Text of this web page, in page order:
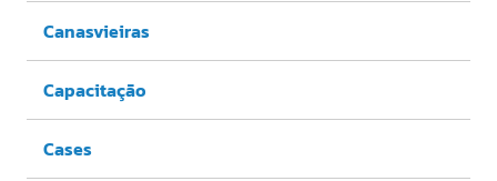
Canasvieiras
Capacitação
Cases